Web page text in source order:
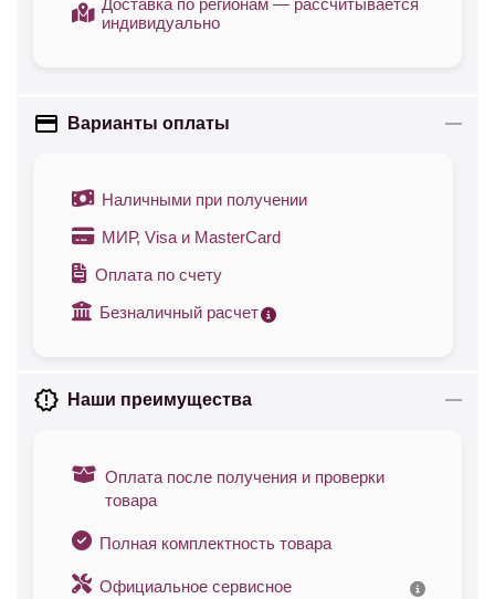
Доставка по регионам — рассчитывается
индивидуально
Варианты оплаты
Наличными при получении
МИР, Visa и MasterCard
Оплата по счету
Безналичный расчет
Наши преимущества
Оплата после получения и проверки
товара
Полная комплектность товара
Официальное сервисное